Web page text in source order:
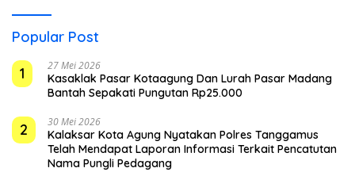
Popular Post
1
27 Mei 2026
Kasaklak Pasar Kotaagung Dan Lurah Pasar Madang
Bantah Sepakati Pungutan Rp25.000
2 30 Mei 2026
Kalaksar Kota Agung Nyatakan Polres Tanggamus
Telah Mendapat Laporan Informasi Terkait Pencatutan
Nama Pungli Pedagang